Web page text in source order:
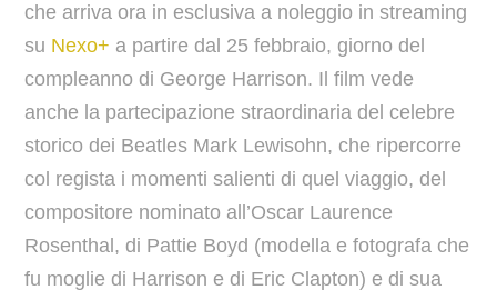
che arriva ora in esclusiva a noleggio in streaming
su Nexo+ a partire dal 25 febbraio, giorno del
compleanno di George Harrison. Il film vede
anche la partecipazione straordinaria del celebre
storico dei Beatles Mark Lewisohn, che ripercorre
col regista i momenti salienti di quel viaggio, del
compositore nominato all’Oscar Laurence
Rosenthal, di Pattie Boyd (modella e fotografa che
fu moglie di Harrison e di Eric Clapton) e di sua